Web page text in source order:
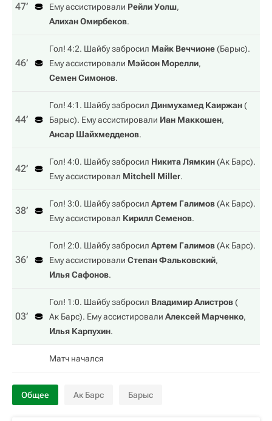
47‎’‎
Ему ассистировали Рейли Уолш,
Алихан Омирбеков.
46‎’‎
Гол! 4:2. Шайбу забросил Майк Веччионе(Барыс).
Ему ассистировали Мэйсон Морелли,
Семен Симонов.
44‎’‎
Гол! 4:1. Шайбу забросил Динмухамед Каиржан(
Барыс). Ему ассистировали Иан Маккошен,
Ансар Шайхмедденов.
42‎’‎
Гол! 4:0. Шайбу забросил Никита Лямкин(Ак Барс).
Ему ассистировал Mitchell Miller.
38‎’‎
Гол! 3:0. Шайбу забросил Артем Галимов(Ак Барс).
Ему ассистировал Кирилл Семенов.
36‎’‎
Гол! 2:0. Шайбу забросил Артем Галимов(Ак Барс).
Ему ассистировали Степан Фальковский,
Илья Сафонов.
03‎’‎
Гол! 1:0. Шайбу забросил Владимир Алистров(
Ак Барс). Ему ассистировали Алексей Марченко,
Илья Карпухин.
Матч начался
Общее Ак Барс Барыс